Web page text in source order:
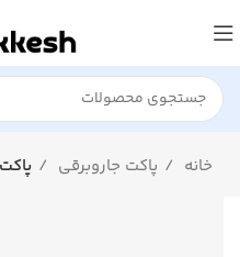
خانه پاکت جاروبرقی